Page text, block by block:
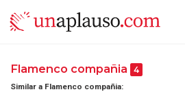
Flamenco compañia 4
Similar a Flamenco compañia: